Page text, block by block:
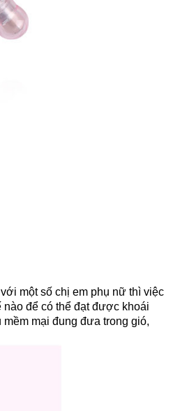
một số chị em phụ nữ thì việc
để có thể đạt được khoái
mại đung đưa trong gió,